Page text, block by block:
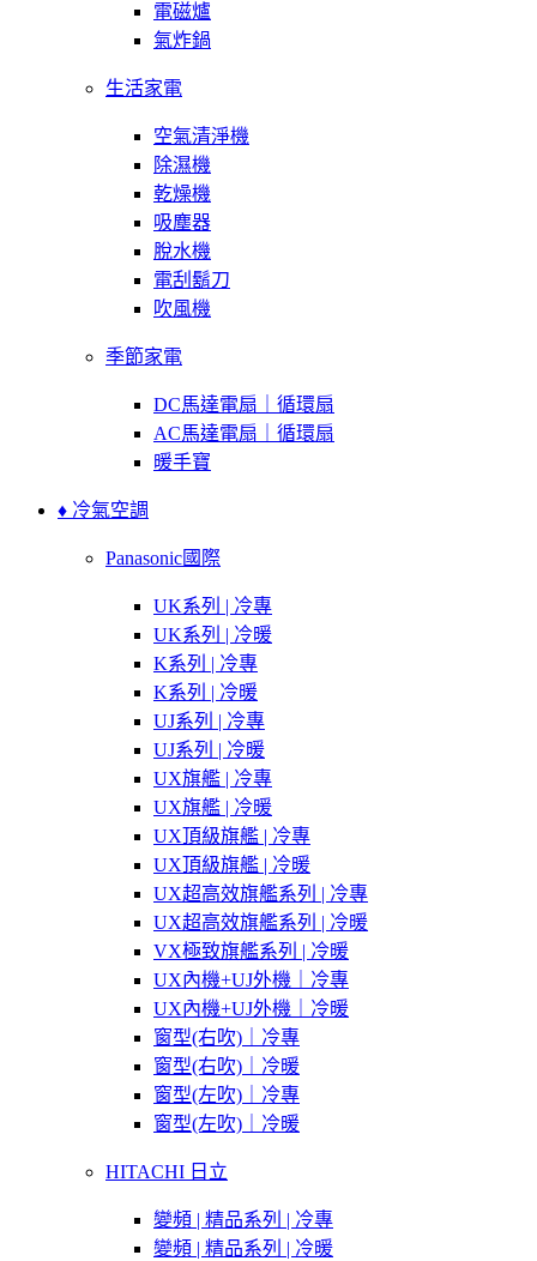
電磁爐
氣炸鍋
生活家電
空氣清淨機
除濕機
乾燥機
吸塵器
脫水機
電刮鬍刀
吹風機
季節家電
DC馬達電扇｜循環扇
AC馬達電扇｜循環扇
暖手寶
♦ 冷氣空調
Panasonic國際
UK系列 | 冷專
UK系列 | 冷暖
K系列 | 冷專
K系列 | 冷暖
UJ系列 | 冷專
UJ系列 | 冷暖
UX旗艦 | 冷專
UX旗艦 | 冷暖
UX頂級旗艦 | 冷專
UX頂級旗艦 | 冷暖
UX超高效旗艦系列 | 冷專
UX超高效旗艦系列 | 冷暖
VX極致旗艦系列 | 冷暖
UX內機+UJ外機｜冷專
UX內機+UJ外機｜冷暖
窗型(右吹)｜冷專
窗型(右吹)｜冷暖
窗型(左吹)｜冷專
窗型(左吹)｜冷暖
HITACHI 日立
變頻 | 精品系列 | 冷專
變頻 | 精品系列 | 冷暖